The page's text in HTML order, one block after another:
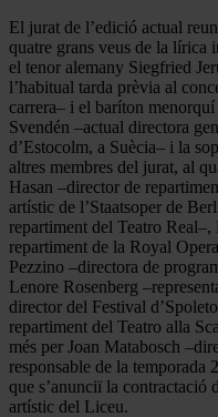
El jurat de l’edició actual
quatre grans veus de la lírica
el tenor alemany Siegfried
l’habitual tarda prèvia al
carrera– i el baríton
Svendén –actual directora
d’Estocolm, a Suècia– i la
altres membres del jurat, al
Hasan –director de
artístic de l’Staatsoper de
repartiment del Teatro
repartiment de la Royal
Pezzino –directora de
Lenore Rosenberg
director del Festival
repartiment del Teatro alla
més per Joan Matabosch
responsable de la
que s’anunciï la contractació
artístic del Liceu.